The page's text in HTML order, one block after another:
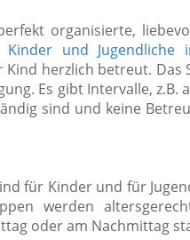
organisierte,
Kinder und Jugendliche
herzlich betreut. Das
Es gibt Intervalle, z.B.
sind und keine
für Kinder und für
werden
oder am Nachmittag